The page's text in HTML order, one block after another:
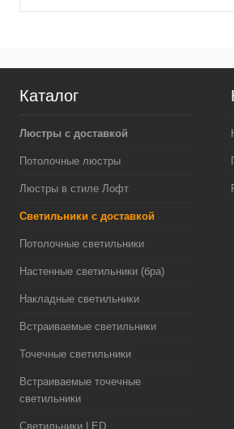
Каталог
Люстры с доставкой
Потолочные люстры
Люстры в стиле Лофт
Светильники с доставкой
Потолочные светильники
Настенные светильники (бра)
Накладные светильники
Встраиваемые светильники
Точечные светильники
Встраиваемые точечные
светильники
Светильники LED